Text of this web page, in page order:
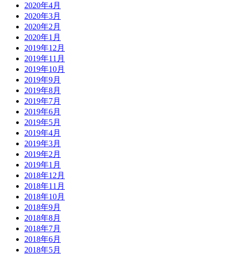
2020年4月
2020年3月
2020年2月
2020年1月
2019年12月
2019年11月
2019年10月
2019年9月
2019年8月
2019年7月
2019年6月
2019年5月
2019年4月
2019年3月
2019年2月
2019年1月
2018年12月
2018年11月
2018年10月
2018年9月
2018年8月
2018年7月
2018年6月
2018年5月